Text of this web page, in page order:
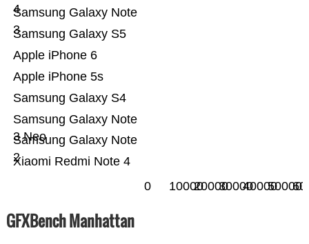
Xiaomi Redmi Note 4
Samsung Galaxy Note
2
Samsung Galaxy Note
3 Neo
Samsung Galaxy S4
Apple iPhone 5s
Apple iPhone 6
Samsung Galaxy S5
Samsung Galaxy Note
3
4
0 1000020000300004000050000
GFXBench Manhattan